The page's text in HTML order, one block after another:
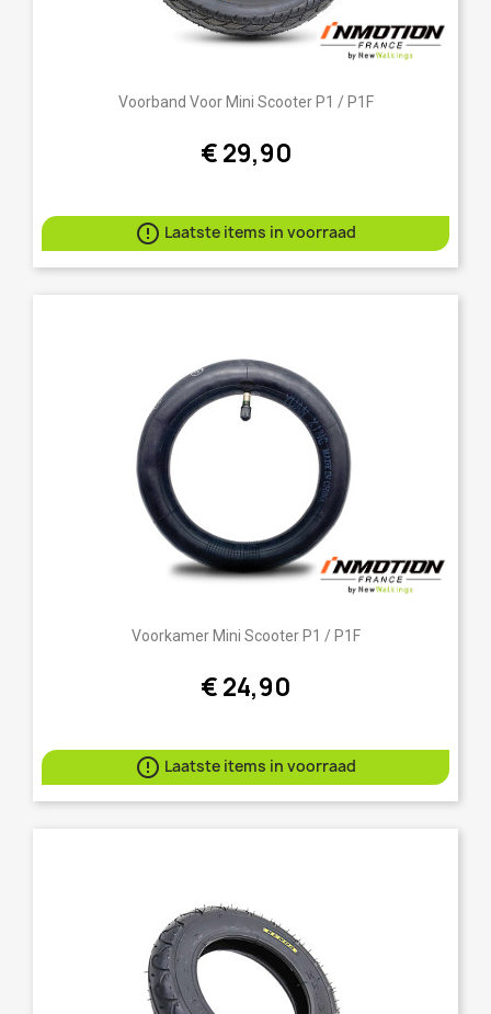
Voorband Voor Mini Scooter P1 / P1F
€ 29,90
 Laatste items in voorraad
Voorkamer Mini Scooter P1 / P1F
€ 24,90
 Laatste items in voorraad